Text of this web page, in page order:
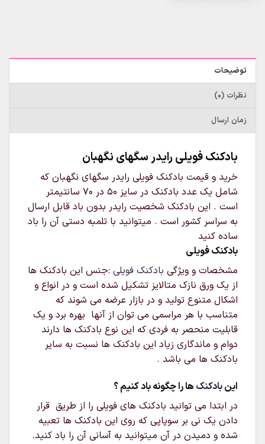
توضیحات
نظرات (0)
زمان ارسال
بادکنک فویلی رایدر سگهای نگهبان
خرید و قیمت بادکنک فویلی رایدر سگهای نگهبان که
شامل یک عدد بادکنک در سایز 50 در 70 سانتیمتر
است . این بادکنک شخصیت رایدر بدون باد قابل ارسال
به سراسر کشور است . میتوانید با تلمبه دستی آن را باد
ساده کنید
بادکنک فویلی
مشخصات و ویژگی بادکنک فویلی :جنس این بادکنک ها
از یک ورق نازک متالایز تشکیل شده است و در انواع و
اشکال متنوع تولید و در بازار عرضه می شوند که
متناسب با هر مراسمی می توان از آنها بهره برد و یک
قابلیت منحصر به فردی که این نوع بادکنک ها دارند
دوام و ماندگاری زیاد این بادکنک ها نسبت به سایر
بادکنک ها می باشد .
اینبادکنک ها را چگونه باد کنیم ؟
در ابتدا می توانید بادکنک های فویلی را از طریق قرار
دادن یک نی بر سوپاپی که روی این بادکنک ها تعبیه
شده و دمیدن در آن میتوانید به آسانی آن را باد کنید.